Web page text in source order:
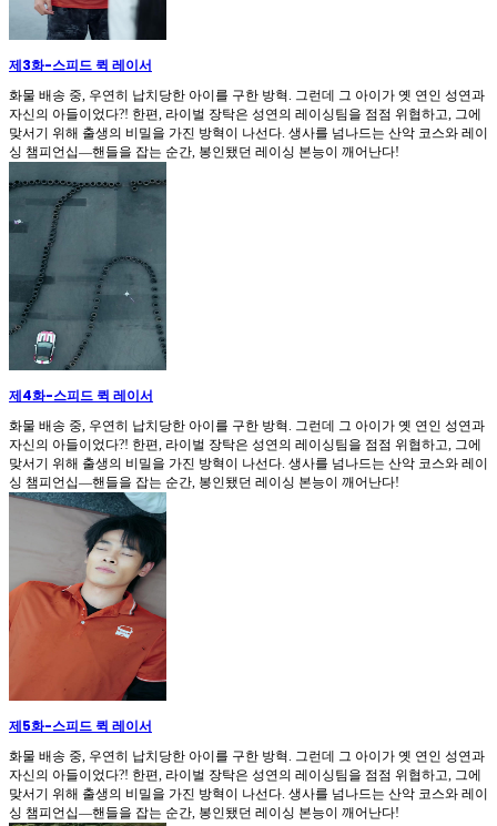
제3화-스피드 퀵 레이서
화물 배송 중, 우연히 납치당한 아이를 구한 방혁. 그런데 그 아이가 옛 연인 성연과
자신의 아들이었다?! 한편, 라이벌 장탁은 성연의 레이싱팀을 점점 위협하고, 그에
맞서기 위해 출생의 비밀을 가진 방혁이 나선다. 생사를 넘나드는 산악 코스와 레이
싱 챔피언십—핸들을 잡는 순간, 봉인됐던 레이싱 본능이 깨어난다!
제4화-스피드 퀵 레이서
화물 배송 중, 우연히 납치당한 아이를 구한 방혁. 그런데 그 아이가 옛 연인 성연과
자신의 아들이었다?! 한편, 라이벌 장탁은 성연의 레이싱팀을 점점 위협하고, 그에
맞서기 위해 출생의 비밀을 가진 방혁이 나선다. 생사를 넘나드는 산악 코스와 레이
싱 챔피언십—핸들을 잡는 순간, 봉인됐던 레이싱 본능이 깨어난다!
제5화-스피드 퀵 레이서
화물 배송 중, 우연히 납치당한 아이를 구한 방혁. 그런데 그 아이가 옛 연인 성연과
자신의 아들이었다?! 한편, 라이벌 장탁은 성연의 레이싱팀을 점점 위협하고, 그에
맞서기 위해 출생의 비밀을 가진 방혁이 나선다. 생사를 넘나드는 산악 코스와 레이
싱 챔피언십—핸들을 잡는 순간, 봉인됐던 레이싱 본능이 깨어난다!